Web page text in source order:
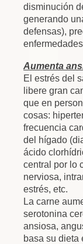
disminución
generando
defensas),
Aumenta
El estrés del
libere gran
que en
cosas:
frecuencia
del hígado
ácido
central por lo
nerviosa,
estrés, etc.
La carne
serotonina
ansiosa,
basa su dieta